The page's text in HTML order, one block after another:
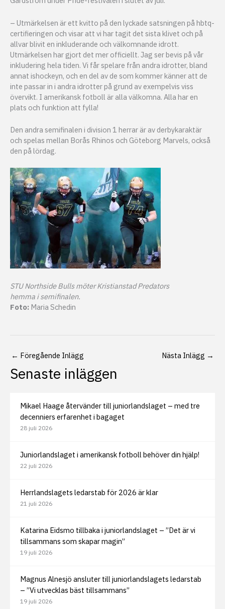
– Utmärkelsen är ett kvitto på den lyckade satsningen på hbtq-
certifieringen och visar att vi har tagit det sista klivet och på
allvar blivit en inkluderande och välkomnande idrott.
Utmärkelsen har gjort det mer officiellt. Jag ser bevis på vår
inkludering hela tiden. Vi får spelare från andra idrotter, bland
annat ishockeyn, och en del av de som kommer känner att de
inte passar in i andra idrotter på grund av exempelvis viss
övervikt. I amerikansk fotboll är alla välkomna. Alla har en
plats och funktion att fylla!
Den andra semifinalen i division 1 herrar är av derbykaraktär
och spelas mellan Borås Rhinos och Göteborg Marvels, också
den på lördag.
STU Northside Bulls möter Kristianstad Predators
hemma i semifinalen.
Foto: Maria Schedin
← Föregående Inlägg Nästa Inlägg →
Senaste inläggen
Mikael Haage återvänder till juniorlandslaget – med tre
decenniers erfarenhet i bagaget
28 juli 2026
Juniorlandslaget i amerikansk fotboll behöver din hjälp!
22 juli 2026
Herrlandslagets ledarstab för 2026 är klar
21 juli 2026
Katarina Eidsmo tillbaka i juniorlandslaget – ”Det är vi
tillsammans som skapar magin”
19 juli 2026
Magnus Alnesjö ansluter till juniorlandslagets ledarstab
– ”Vi utvecklas bäst tillsammans”
19 juli 2026